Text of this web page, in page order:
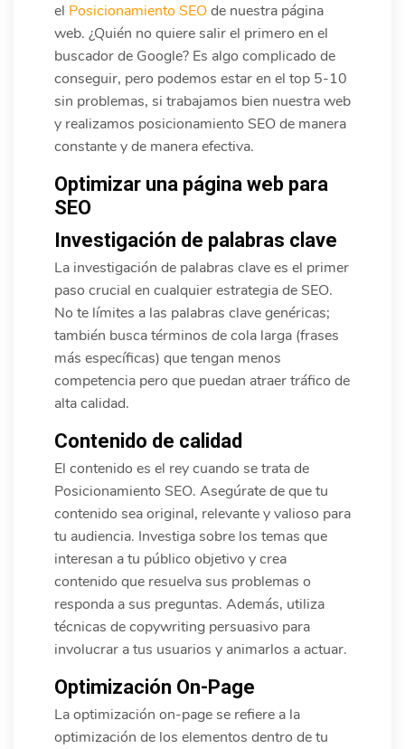
el Posicionamiento SEOde nuestra página
web. ¿Quién no quiere salir el primero en el
buscador de Google? Es algo complicado de
conseguir, pero podemos estar en el top 5-10
sin problemas, si trabajamos bien nuestra web
y realizamos posicionamiento SEO de manera
constante y de manera efectiva.
Optimizar una página web para
SEO
Investigación de palabras clave
La investigación de palabras clave es el primer
paso crucial en cualquier estrategia de SEO.
No te límites a las palabras clave genéricas;
también busca términos de cola larga (frases
más específicas) que tengan menos
competencia pero que puedan atraer tráfico de
alta calidad.
Contenido de calidad
El contenido es el rey cuando se trata de
Posicionamiento SEO. Asegúrate de que tu
contenido sea original, relevante y valioso para
tu audiencia. Investiga sobre los temas que
interesan a tu público objetivo y crea
contenido que resuelva sus problemas o
responda a sus preguntas. Además, utiliza
técnicas de copywriting persuasivo para
involucrar a tus usuarios y animarlos a actuar.
Optimización On-Page
La optimización on-page se refiere a la
optimización de los elementos dentro de tu